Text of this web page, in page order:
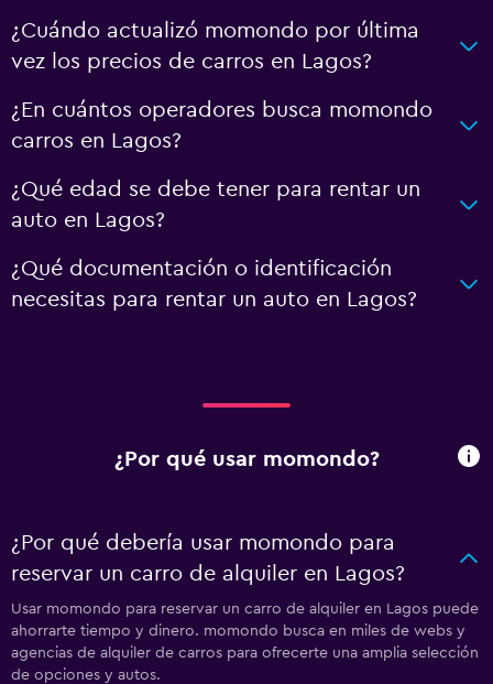
¿Cuándo actualizó momondo por última
vez los precios de carros en Lagos?
¿En cuántos operadores busca momondo
carros en Lagos?
¿Qué edad se debe tener para rentar un
auto en Lagos?
¿Qué documentación o identificación
necesitas para rentar un auto en Lagos?
¿Por qué usar momondo?
¿Por qué debería usar momondo para
reservar un carro de alquiler en Lagos?
Usar momondo para reservar un carro de alquiler en Lagos puede
ahorrarte tiempo y dinero. momondo busca en miles de webs y
agencias de alquiler de carros para ofrecerte una amplia selección
de opciones y autos.